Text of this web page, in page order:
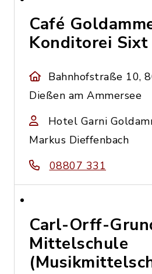
Café
Konditorei Sixt
Bahnhofstraße 10,
Dießen am Ammersee
Hotel Garni
Markus Dieffenbach
08807 331
Carl-Orff-
Mittelschule